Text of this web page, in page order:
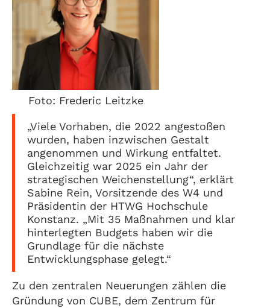
Foto: Frederic Leitzke
„Viele Vorhaben, die 2022 angestoßen
wurden, haben inzwischen Gestalt
angenommen und Wirkung entfaltet.
Gleichzeitig war 2025 ein Jahr der
strategischen Weichenstellung“, erklärt
Sabine Rein, Vorsitzende des W4 und
Präsidentin der HTWG Hochschule
Konstanz. „Mit 35 Maßnahmen und klar
hinterlegten Budgets haben wir die
Grundlage für die nächste
Entwicklungsphase gelegt.“
Zu den zentralen Neuerungen zählen die
Gründung von CUBE, dem Zentrum für